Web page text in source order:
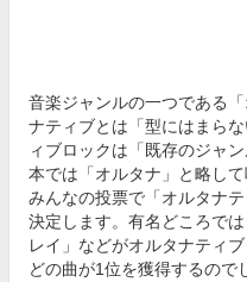
音楽ジャンルの一つである
ナティブとは「型にはまら
ィブロックは「既存のジャ
本では「オルタナ」と略し
みんなの投票で「オルタナ
決定します。有名どころで
レイ」などがオルタナティ
どの曲が1位を獲得するので